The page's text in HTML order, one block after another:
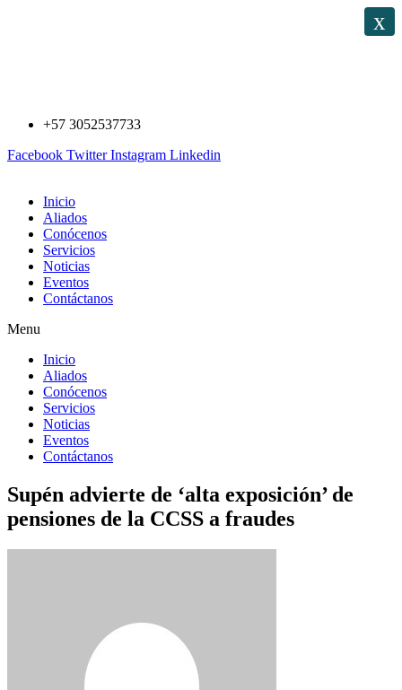
+57 3052537733
Facebook Twitter Instagram Linkedin
Inicio
Aliados
Conócenos
Servicios
Noticias
Eventos
Contáctanos
Menu
Inicio
Aliados
Conócenos
Servicios
Noticias
Eventos
Contáctanos
Supén advierte de ‘alta exposición’ de
pensiones de la CCSS a fraudes
x